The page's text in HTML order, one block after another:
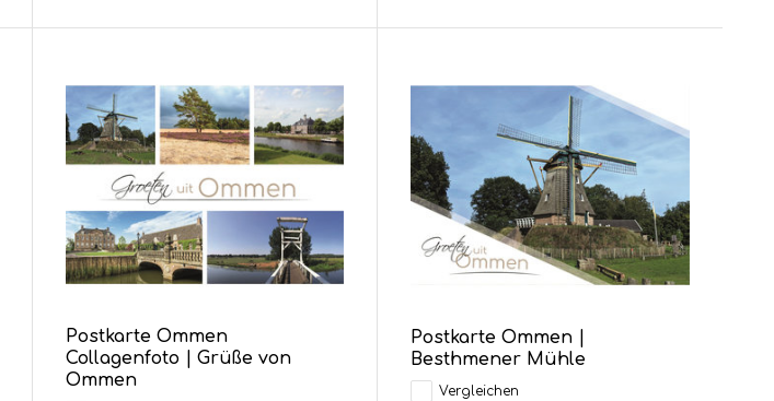
Postkarte Ommen
Collagenfoto | Grüße von
Ommen
Postkarte Ommen |
Besthmener Mühle
Vergleichen